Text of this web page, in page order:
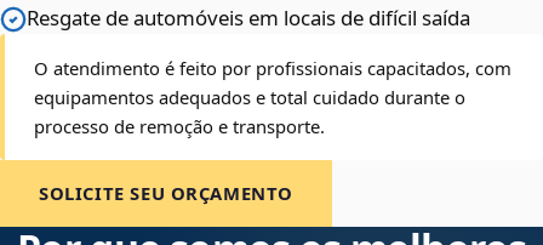
Resgate de automóveis em locais de difícil saída
O atendimento é feito por profissionais capacitados, com
equipamentos adequados e total cuidado durante o
processo de remoção e transporte.
SOLICITE SEU ORÇAMENTO